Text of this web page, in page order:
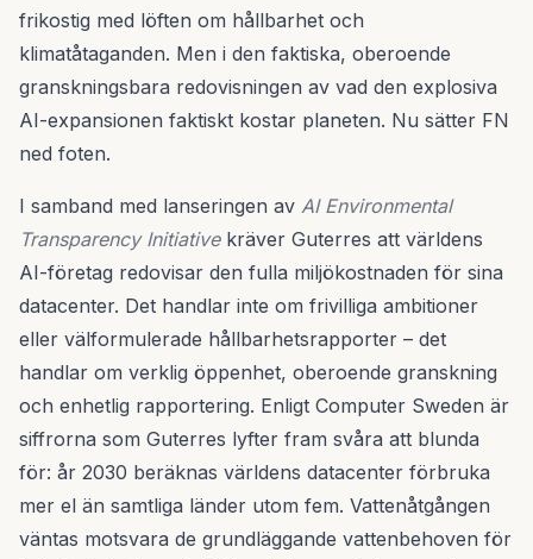
frikostig med löften om hållbarhet och
klimatåtaganden. Men i den faktiska, oberoende
granskningsbara redovisningen av vad den explosiva
AI-expansionen faktiskt kostar planeten. Nu sätter FN
ned foten.
I samband med lanseringen av AI Environmental
Transparency Initiativekräver Guterres att världens
AI-företag redovisar den fulla miljökostnaden för sina
datacenter. Det handlar inte om frivilliga ambitioner
eller välformulerade hållbarhetsrapporter – det
handlar om verklig öppenhet, oberoende granskning
och enhetlig rapportering. Enligt Computer Sweden är
siffrorna som Guterres lyfter fram svåra att blunda
för: år 2030 beräknas världens datacenter förbruka
mer el än samtliga länder utom fem. Vattenåtgången
väntas motsvara de grundläggande vattenbehoven för